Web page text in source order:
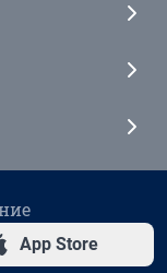
App Store